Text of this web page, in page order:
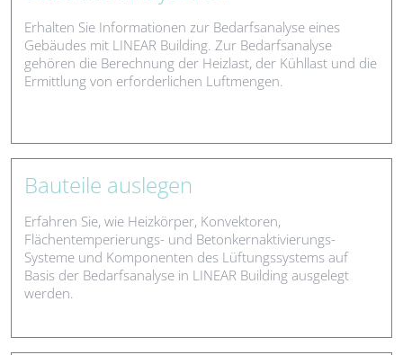
Erhalten Sie Informationen zur Bedarfsanalyse eines
Gebäudes mit LINEAR Building. Zur Bedarfsanalyse
gehören die Berechnung der Heizlast, der Kühllast und die
Ermittlung von erforderlichen Luftmengen.
Bauteile auslegen
Erfahren Sie, wie Heizkörper, Konvektoren,
Flächentemperierungs- und Betonkernaktivierungs-
Systeme und Komponenten des Lüftungssystems auf
Basis der Bedarfsanalyse in LINEAR Building ausgelegt
werden.